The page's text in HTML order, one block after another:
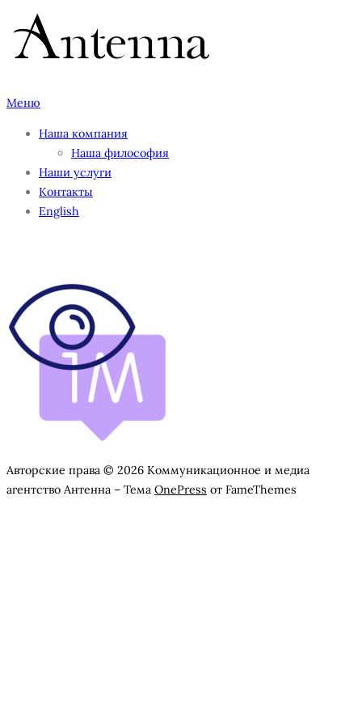
Перейти
содержимому
Меню
Наша компания
Наша философия
Наши услуги
Контакты
English
Авторские права © 2026 Коммуникационное и медиа
агентство Антенна – Тема OnePress от FameThemes